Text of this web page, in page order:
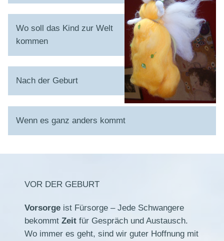
Wo soll das Kind zur Welt
kommen
Nach der Geburt
Wenn es ganz anders kommt
VOR DER GEBURT
Vorsorgeist Fürsorge – Jede Schwangere
bekommt Zeitfür Gespräch und Austausch.
Wo immer es geht, sind wir guter Hoffnung mit